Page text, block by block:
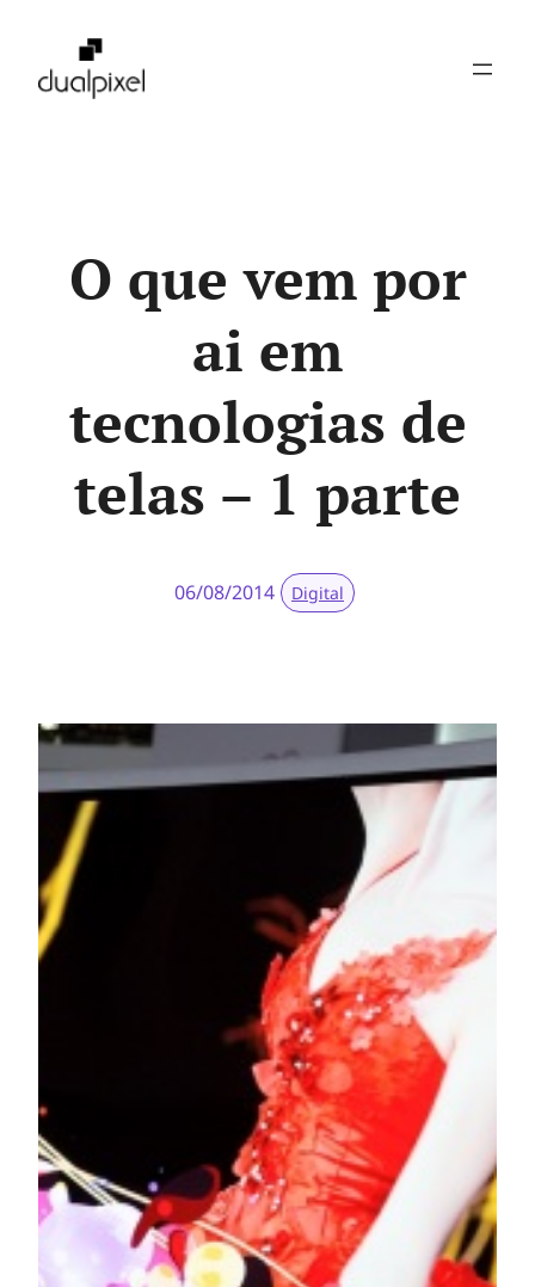
O que vem por
ai em
tecnologias de
telas – 1 parte
06/08/2014 Digital